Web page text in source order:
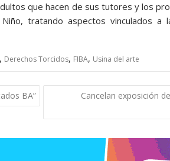
que hacen de sus tutores y los
tratando aspectos vinculados a
, Derechos Torcidos, FIBA, Usina del arte
BA”
Cancelan exposición